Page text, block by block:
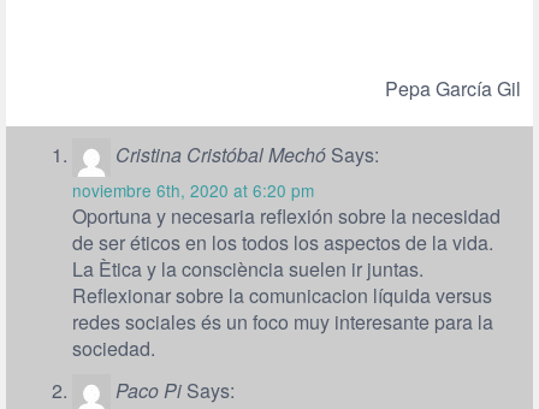
Pepa García Gil
Cristina Cristóbal Mechó Says:
noviembre 6th, 2020 at 6:20 pm
Oportuna y necesaria reflexión sobre la necesidad
de ser éticos en los todos los aspectos de la vida.
La Ètica y la consciència suelen ir juntas.
Reflexionar sobre la comunicacion líquida versus
redes sociales és un foco muy interesante para la
sociedad.
Paco Pi Says: